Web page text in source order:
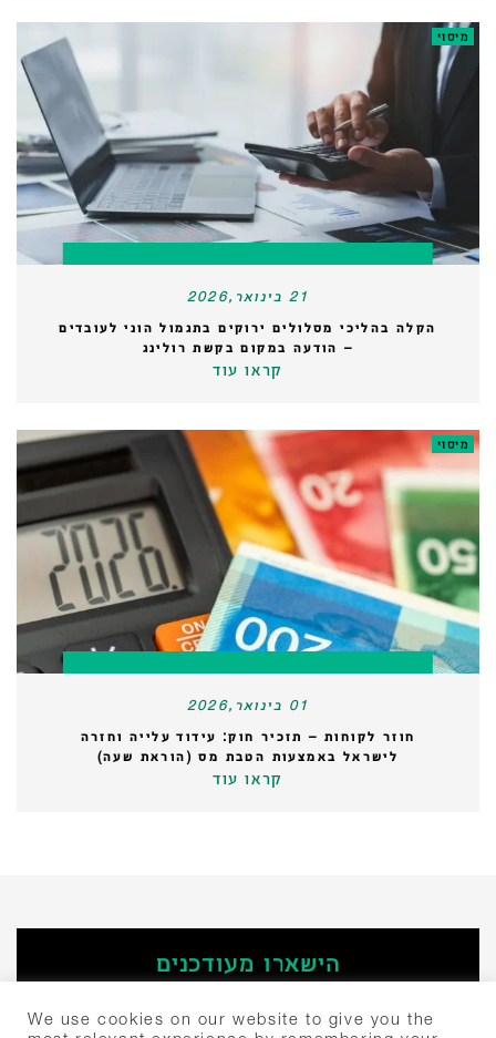
מיסוי
21 בינואר,2026
הקלה בהליכי מסלולים ירוקים בתגמול הוני לעובדים
– הודעה במקום בקשת רולינג
קראו עוד
מיסוי
01 בינואר,2026
חוזר לקוחות – תזכיר חוק: עידוד עלייה וחזרה
לישראל באמצעות הטבת מס (הוראת שעה)
קראו עוד
הישארו מעודכנים
We use cookies on our website to give you the